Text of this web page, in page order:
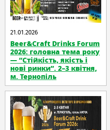
21.01.2026
Beer&Craft Drinks Forum
2026: головна тема року
— “Стійкість, якість і
нові ринки”. 2–3 квітня,
м. Тернопіль